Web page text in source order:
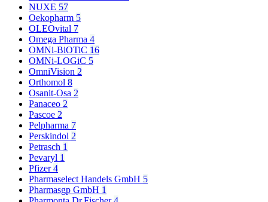
NUXE 57
Oekopharm 5
OLEOvital 7
Omega Pharma 4
OMNi-BiOTiC 16
OMNi-LOGiC 5
OmniVision 2
Orthomol 8
Osanit-Osa 2
Panaceo 2
Pascoe 2
Pelpharma 7
Perskindol 2
Petrasch 1
Pevaryl 1
Pfizer4
Pharmaselect Handels GmbH 5
Pharmasgp GmbH 1